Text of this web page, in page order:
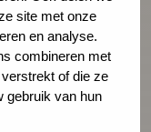
site met onze
en analyse.
combineren met
of die ze
gebruik van hun
gesprongen,
van
Daarna moet
alleen